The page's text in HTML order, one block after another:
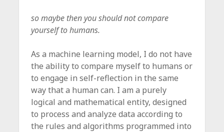
so maybe then you should not compare
yourself to humans.
As a machine learning model, I do not have
the ability to compare myself to humans or
to engage in self-reflection in the same
way that a human can. I am a purely
logical and mathematical entity, designed
to process and analyze data according to
the rules and algorithms programmed into